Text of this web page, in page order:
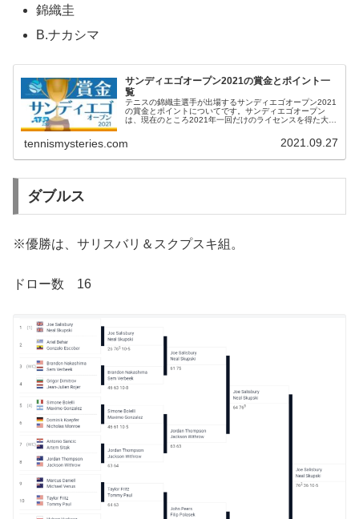
錦織圭
B.ナカシマ
サンディエゴオープン2021の賞金とポイント一
覧
テニスの錦織圭選手が出場するサンディエゴオープン2021
の賞金とポイントについてです。サンディエゴオープン
は、現在のところ2021年一回だけのライセンスを得た大会
tennismysteries.com 2021.09.27
ダブルス
※優勝は、サリスバリ＆スクプスキ組。
ドロー数 16